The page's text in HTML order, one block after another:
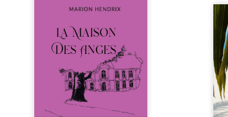
Nous sommes en 1979, soit 15
patriarche Anatole-Eustache.
La famille devra affronter non
seulement un inconnu qui rôde
autour du domaine et dont
Firmin, le fidèle majordome,
redoute les visites, le passé
encombrant d’Anatole-
Eustache, la malédiction
familiale, mais aussi la toute-
Au
eux,